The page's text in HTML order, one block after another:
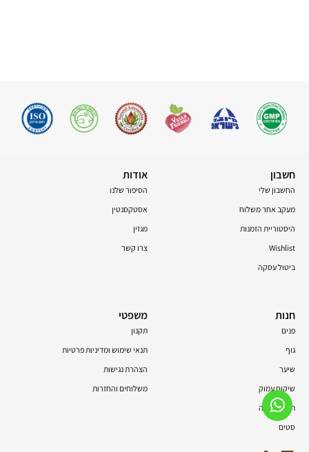
חשבון
החשבון שלי
מעקב אחר משלוח
היסטוריית הזמנות
Wishlist
ביטול עסקה
אודות
הסיפור שלנו
אסטקסנטין
מגזין
צרו קשר
חנות
פנים
גוף
שיער
שיקום עמוק
תוספי תזונה
סטים
משפטי
תקנון
תנאי שימוש ומדיניות פרטיות
הצהרת נגישות
משלוחים והחזרות